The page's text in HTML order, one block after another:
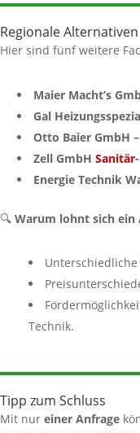
Regionale
Hier sind fünf weitere
Maier Macht’s
Gal
Otto Baier GmbH –
Zell GmbH Sanitär
Energie Technik
🔍 Warum lohnt sich ein
Technik.
Tipp zum Schluss
Mit nur einer Anfrage